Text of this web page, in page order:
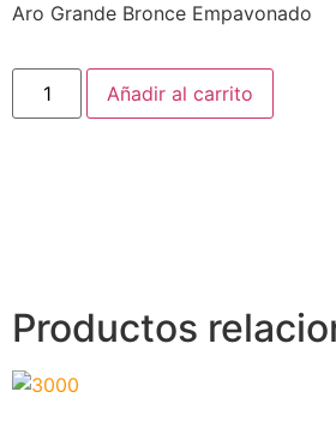
Aro Grande Bronce Empavonado
Añadir al carrito
Productos